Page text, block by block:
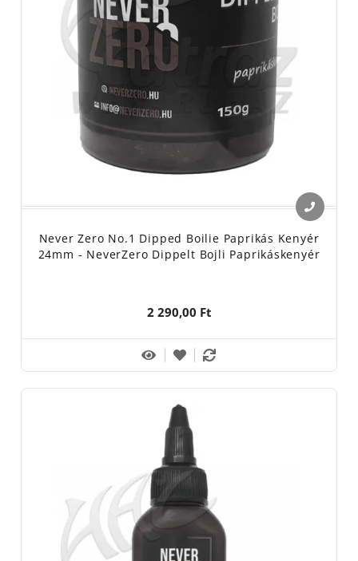
Never Zero No.1 Dipped Boilie Paprikás Kenyér
24mm - NeverZero Dippelt Bojli Paprikáskenyér
2 290,00 Ft